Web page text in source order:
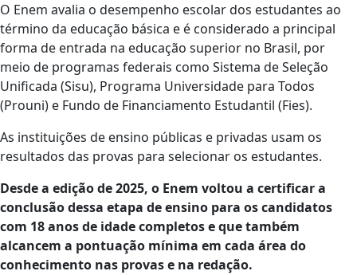
O Enem avalia o desempenho escolar dos estudantes ao
término da educação básica e é considerado a principal
forma de entrada na educação superior no Brasil, por
meio de programas federais como Sistema de Seleção
Unificada (Sisu), Programa Universidade para Todos
(Prouni) e Fundo de Financiamento Estudantil (Fies).
As instituições de ensino públicas e privadas usam os
resultados das provas para selecionar os estudantes.
Desde a edição de 2025, o Enem voltou a certificar a
conclusão dessa etapa de ensino para os candidatos
com 18 anos de idade completos e que também
alcancem a pontuação mínima em cada área do
conhecimento nas provas e na redação.